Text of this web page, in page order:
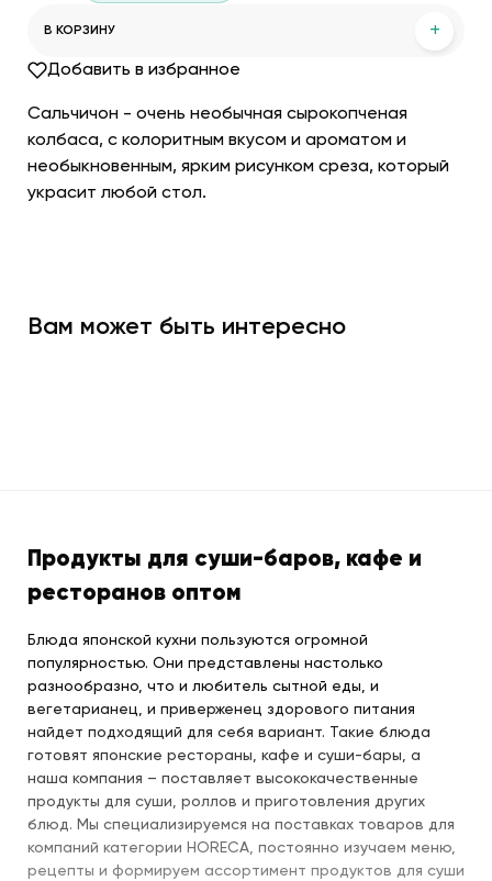
В КОРЗИНУ +
Добавить в избранное
Сальчичон - очень необычная сырокопченая
колбаса, с колоритным вкусом и ароматом и
необыкновенным, ярким рисунком среза, который
украсит любой стол.
Вам может быть интересно
Продукты для суши-баров, кафе и
ресторанов оптом
Блюда японской кухни пользуются огромной
популярностью. Они представлены настолько
разнообразно, что и любитель сытной еды, и
вегетарианец, и приверженец здорового питания
найдет подходящий для себя вариант. Такие блюда
готовят японские рестораны, кафе и суши-бары, а
наша компания – поставляет высококачественные
продукты для суши, роллов и приготовления других
блюд. Мы специализируемся на поставках товаров для
компаний категории HORECA, постоянно изучаем меню,
рецепты и формируем ассортимент продуктов для суши